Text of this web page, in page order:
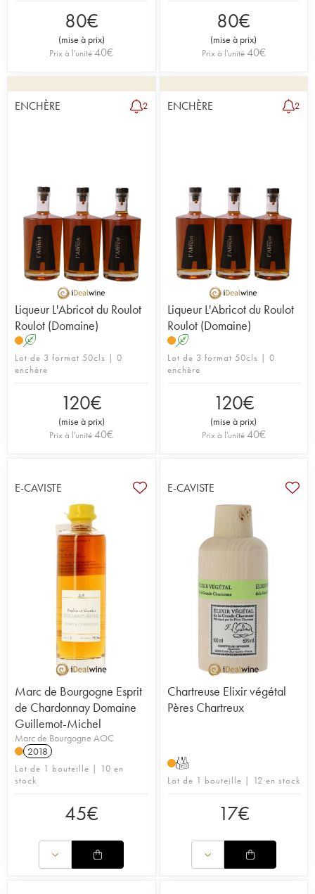
80€
(mise à prix)
Prix à l'unité40€
80€
(mise à prix)
Prix à l'unité40€
ENCHÈRE 2
Liqueur L'Abricot du Roulot
Roulot (Domaine)
A
Lot de 3 format 50cls | 0
enchère
120€
(mise à prix)
Prix à l'unité40€
ENCHÈRE 2
Liqueur L'Abricot du Roulot
Roulot (Domaine)
A
Lot de 3 format 50cls | 0
enchère
120€
(mise à prix)
Prix à l'unité40€
E-CAVISTE
Marc de Bourgogne Esprit
de Chardonnay Domaine
Guillemot-Michel
Marc de Bourgogne AOC
2018
Lot de 1 bouteille | 10 en
stock
45€
E-CAVISTE
Chartreuse Elixir végétal
Pères Chartreux
T
Lot de 1 bouteille | 12 en stock
17€